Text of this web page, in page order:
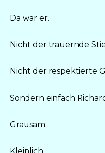
Da war er.
Nicht der trauernde
Nicht der respektierte
Sondern einfach
Grausam.
Kleinlich.